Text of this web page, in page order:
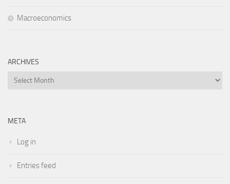
Macroeconomics
ARCHIVES
Archives
META
Log in
Entries feed